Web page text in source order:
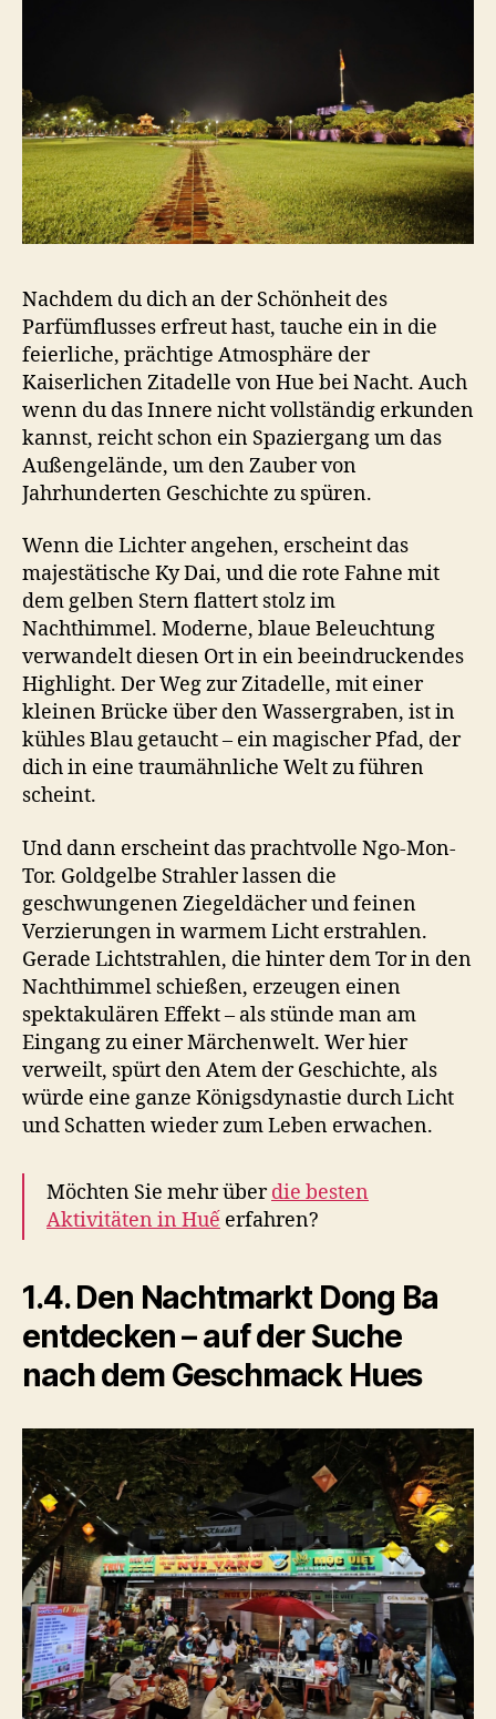
Nachdem du dich an der Schönheit des
Parfümflusses erfreut hast, tauche ein in die
feierliche, prächtige Atmosphäre der
Kaiserlichen Zitadelle von Hue bei Nacht. Auch
wenn du das Innere nicht vollständig erkunden
kannst, reicht schon ein Spaziergang um das
Außengelände, um den Zauber von
Jahrhunderten Geschichte zu spüren.
Wenn die Lichter angehen, erscheint das
majestätische Ky Dai, und die rote Fahne mit
dem gelben Stern flattert stolz im
Nachthimmel. Moderne, blaue Beleuchtung
verwandelt diesen Ort in ein beeindruckendes
Highlight. Der Weg zur Zitadelle, mit einer
kleinen Brücke über den Wassergraben, ist in
kühles Blau getaucht – ein magischer Pfad, der
dich in eine traumähnliche Welt zu führen
scheint.
Und dann erscheint das prachtvolle Ngo-Mon-
Tor. Goldgelbe Strahler lassen die
geschwungenen Ziegeldächer und feinen
Verzierungen in warmem Licht erstrahlen.
Gerade Lichtstrahlen, die hinter dem Tor in den
Nachthimmel schießen, erzeugen einen
spektakulären Effekt – als stünde man am
Eingang zu einer Märchenwelt. Wer hier
verweilt, spürt den Atem der Geschichte, als
würde eine ganze Königsdynastie durch Licht
und Schatten wieder zum Leben erwachen.
Möchten Sie mehr überdie besten
Aktivitäten in Huế erfahren?
1.4. Den Nachtmarkt Dong Ba
entdecken – auf der Suche
nach dem Geschmack Hues